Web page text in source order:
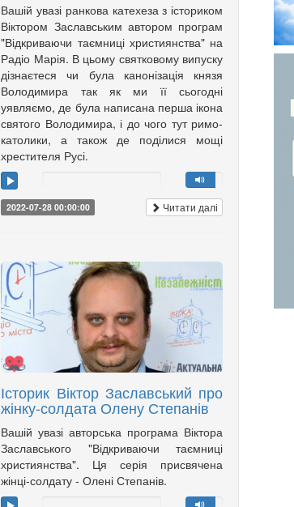
Вашій увазі ранкова катехеза з істориком
Віктором Заславським автором програм
"Відкриваючи таємниці християнства" на
Радіо Марія. В цьому святковому випуску
дізнаєтеся чи була канонізація князя
Володимира так як ми її сьогодні
уявляємо, де була написана перша ікона
святого Володимира, і до чого тут римо-
католики, а також де поділися мощі
хрестителя Русі.
2022-07-28 00:00:00 Читати далі
Історик Віктор Заславський про
жінку-солдата Олену Степанів
Вашій увазі авторська програма Віктора
Заславського "Відкриваючи таємниці
християнства". Ця серія присвячена
жінці-солдату - Олені Степанів.